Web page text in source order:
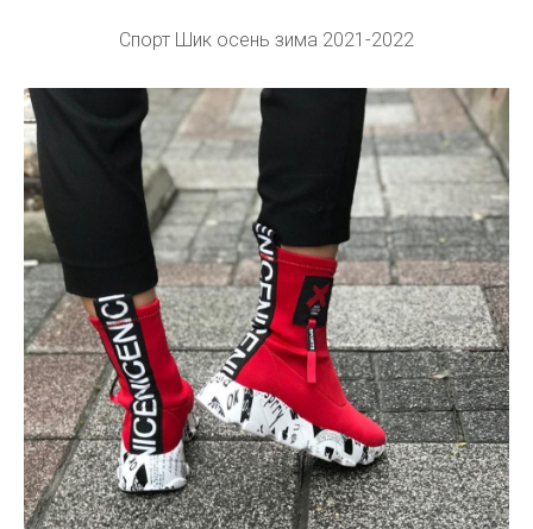
Спорт Шик осень зима 2021-2022